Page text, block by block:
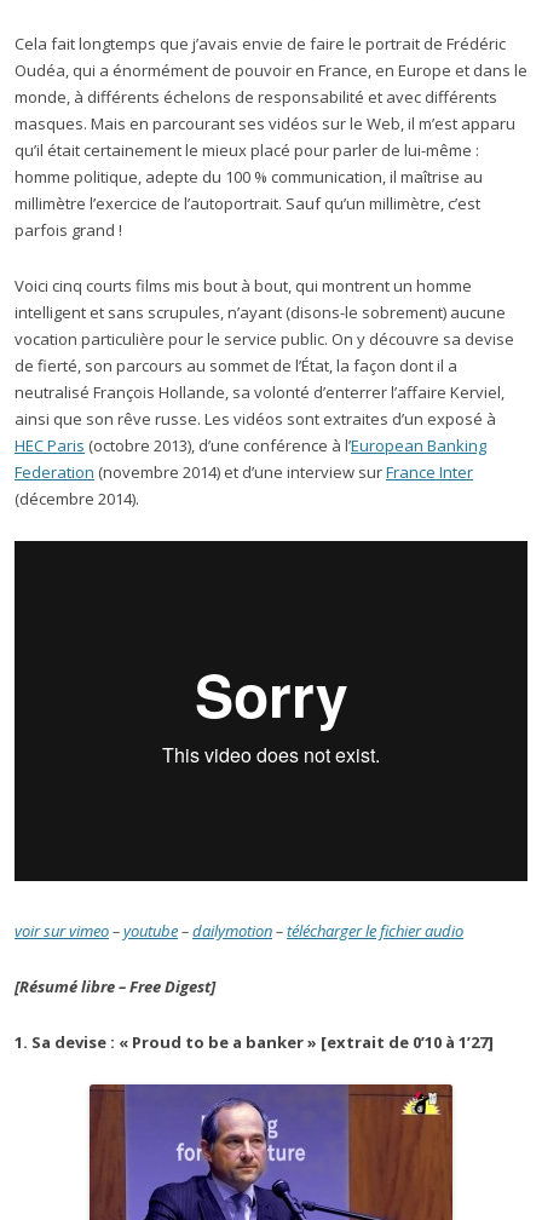
Cela fait longtemps que j’avais envie de faire le portrait de Frédéric
Oudéa, qui a énormément de pouvoir en France, en Europe et dans le
monde, à différents échelons de responsabilité et avec différents
masques. Mais en parcourant ses vidéos sur le Web, il m’est apparu
qu’il était certainement le mieux placé pour parler de lui-même :
homme politique, adepte du 100 % communication, il maîtrise au
millimètre l’exercice de l’autoportrait. Sauf qu’un millimètre, c’est
parfois grand !
Voici cinq courts films mis bout à bout, qui montrent un homme
intelligent et sans scrupules, n’ayant (disons-le sobrement) aucune
vocation particulière pour le service public. On y découvre sa devise
de fierté, son parcours au sommet de l’État, la façon dont il a
neutralisé François Hollande, sa volonté d’enterrer l’affaire Kerviel,
ainsi que son rêve russe. Les vidéos sont extraites d’un exposé à
HEC Paris (octobre 2013), d’une conférence à l’European Banking
Federation (novembre 2014) et d’une interview surFrance Inter
(décembre 2014).
voir sur vimeo–youtube–dailymotion–télécharger le fichier audio
[Résumé libre – Free Digest]
1. Sa devise : « Proud to be a banker » [extrait de 0’10 à 1’27]